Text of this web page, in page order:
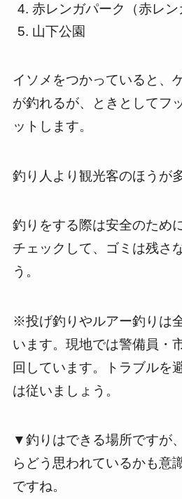
赤レンガパーク（赤レン
山下公園
イソメをつかっていると、
が釣れるが、ときとしてフ
ットします。
釣り人より観光客のほうが
釣りをする際は安全のため
チェックして、ゴミは残さ
う。
※投げ釣りやルアー釣りは
います。現地では警備員・
回しています。トラブルを
は従いましょう。
▼釣りはできる場所ですが
らどう思われているかも意
ですね。